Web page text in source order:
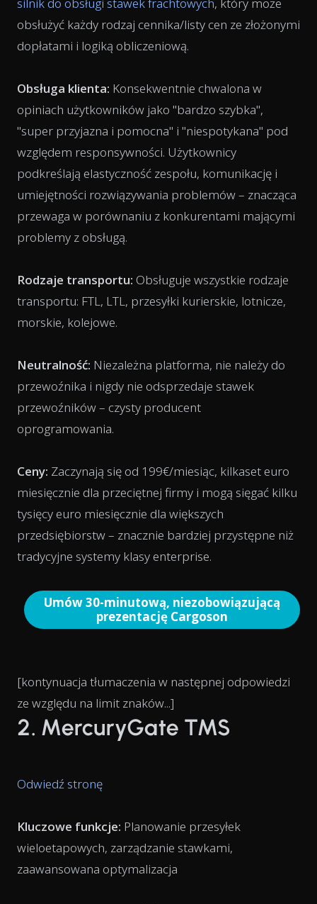
silnik do obsługi stawek frachtowych, który może
obsłużyć każdy rodzaj cennika/listy cen ze złożonymi
dopłatami i logiką obliczeniową.
Obsługa klienta: Konsekwentnie chwalona w
opiniach użytkowników jako "bardzo szybka",
"super przyjazna i pomocna" i "niespotykana" pod
względem responsywności. Użytkownicy
podkreślają elastyczność zespołu, komunikację i
umiejętności rozwiązywania problemów – znacząca
przewaga w porównaniu z konkurentami mającymi
problemy z obsługą.
Rodzaje transportu: Obsługuje wszystkie rodzaje
transportu: FTL, LTL, przesyłki kurierskie, lotnicze,
morskie, kolejowe.
Neutralność: Niezależna platforma, nie należy do
przewoźnika i nigdy nie odsprzedaje stawek
przewoźników – czysty producent
oprogramowania.
Ceny: Zaczynają się od 199€/miesiąc, kilkaset euro
miesięcznie dla przeciętnej firmy i mogą sięgać kilku
tysięcy euro miesięcznie dla większych
przedsiębiorstw – znacznie bardziej przystępne niż
tradycyjne systemy klasy enterprise.
Umów 30-minutową, niezobowiązującą
prezentację Cargoson
[kontynuacja tłumaczenia w następnej odpowiedzi
ze względu na limit znaków...]
2. MercuryGate TMS
Odwiedź stronę
Kluczowe funkcje: Planowanie przesyłek
wieloetapowych, zarządzanie stawkami,
zaawansowana optymalizacja